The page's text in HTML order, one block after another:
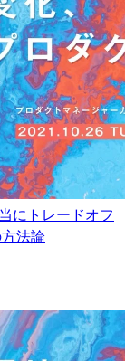
にトレードオフ
法論